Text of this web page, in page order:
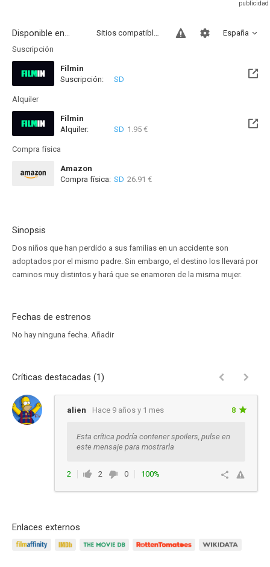
Disponible en... España
Sitios compatibles
Suscripción
Filmin
Disponible hasta el Vie, 14 Ago 2026 (Quedan 9 días)
Suscripción: SD
Alquiler
Filmin
Disponible hasta el Vie, 14 Ago 2026 (Quedan 9 días)
Alquiler: SD 1.95 €
Compra física
Amazon
Compra física: SD 26.91 €
Sinopsis
Dos niños que han perdido a sus familias en un accidente son
adoptados por el mismo padre. Sin embargo, el destino los llevará por
caminos muy distintos y hará que se enamoren de la misma mujer.
Fechas de estrenos
No hay ninguna fecha. Añadir
Críticas destacadas (1)
alien Hace 9 años y 1 mes 8
Esta crítica podría contener spoilers, pulse en
este mensaje para mostrarla
2 2 0
100%
Enlaces externos